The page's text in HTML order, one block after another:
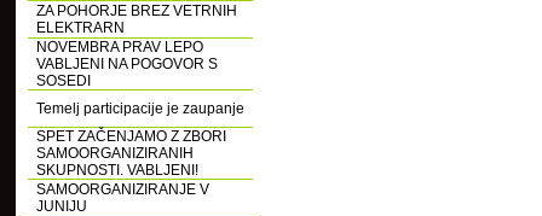
ZA POHORJE BREZ VETRNIH
ELEKTRARN
NOVEMBRA PRAV LEPO
VABLJENI NA POGOVOR S
SOSEDI
Temelj participacije je zaupanje
SPET ZAČENJAMO Z ZBORI
SAMOORGANIZIRANIH
SKUPNOSTI. VABLJENI!
SAMOORGANIZIRANJE V
JUNIJU